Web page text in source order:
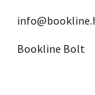
Bookline Bolt